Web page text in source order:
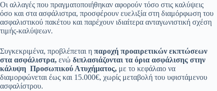
Οι αλλαγές που πραγματοποιήθηκαν αφορούν τόσο στις καλύψεις
όσο και στα ασφάλιστρα, προσφέρουν ευελιξία στη διαμόρφωση του
ασφαλιστικού πακέτου και παρέχουν ιδιαίτερα ανταγωνιστική σχέση
τιμής-καλύψεων.
Συγκεκριμένα, προβλέπεται η παροχή προαιρετικών εκπτώσεων
στα ασφάλιστρα, ενώ διπλασιάζονται τα όρια ασφάλισης στην
κάλυψη Προσωπικού Ατυχήματος, με το κεφάλαιο να
διαμορφώνεται έως και 15.000€, χωρίς μεταβολή του υφιστάμενου
ασφαλίστρου.